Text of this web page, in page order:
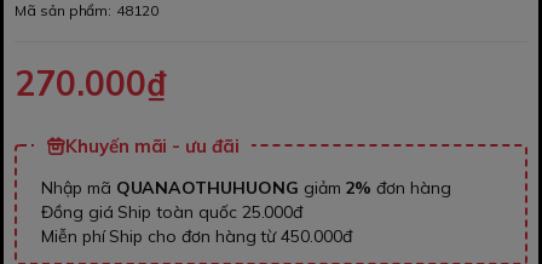
Mã sản phẩm: 48120
270.000₫
Khuyến mãi - ưu đãi
Nhập mã QUANAOTHUHUONG giảm 2% đơn hàng
Đồng giá Ship toàn quốc 25.000đ
Miễn phí Ship cho đơn hàng từ 450.000đ